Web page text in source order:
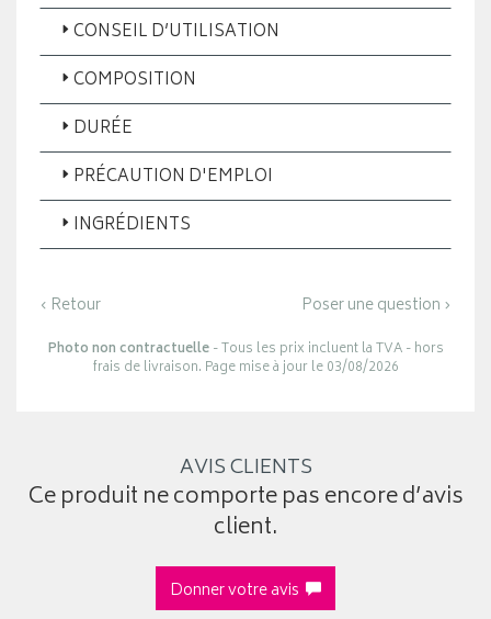
CONSEIL D’UTILISATION
COMPOSITION
DURÉE
PRÉCAUTION D'EMPLOI
INGRÉDIENTS
‹ Retour Poser une question ›
Photo non contractuelle- Tous les prix incluent la TVA - hors
frais de livraison. Page mise à jour le 03/08/2026
AVIS CLIENTS
Ce produit ne comporte pas encore d’avis
client.
Donner votre avis